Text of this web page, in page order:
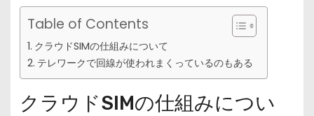
Table of Contents
クラウドSIMの仕組みについて
テレワークで回線が使われまくっているのもある
クラウドSIMの仕組みについ